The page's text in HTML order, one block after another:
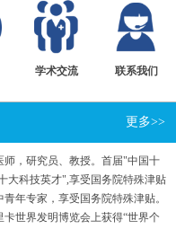
学术交流 联系我们
更多>>
师，研究员、教授。首届"中国十
大科技英才",享受国务院特殊津贴
年专家，享受国务院特殊津贴。
卡世界发明博览会上获得“世界个